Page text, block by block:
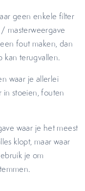
geen enkele filter
masterweergave
fout maken, dan
kan terugvallen.
waar je allerlei
in stoeien, fouten
waar je het meest
klopt, maar waar
je om